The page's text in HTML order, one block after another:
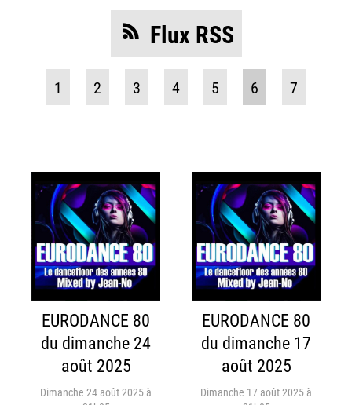
Flux RSS
1 2 3 4 5 6 7
EURODANCE 80
du dimanche 24
août 2025
Dimanche 24 août 2025 à
EURODANCE 80
du dimanche 17
août 2025
Dimanche 17 août 2025 à